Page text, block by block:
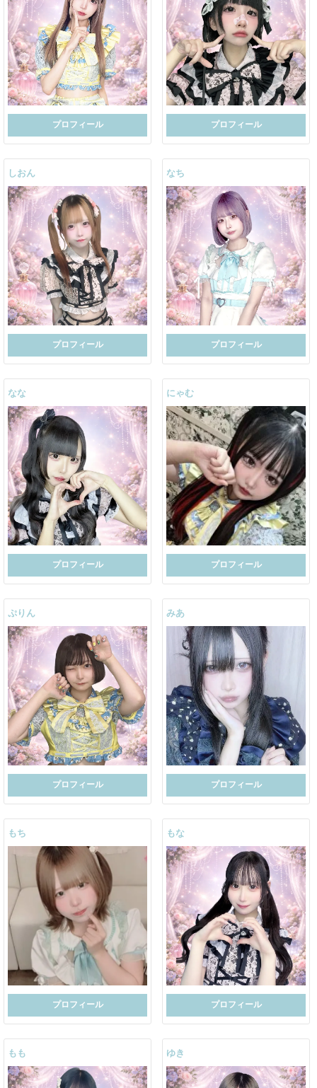
プロフィール プロフィール
しおん
プロフィール
なち
プロフィール
なな
プロフィール
にゃむ
プロフィール
ぷりん
プロフィール
みあ
プロフィール
もち
プロフィール
もな
プロフィール
もも ゆき